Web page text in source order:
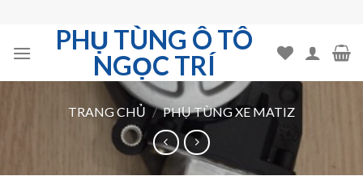
content
PHỤ TÙNG Ô TÔ
NGỌC TRÍ
TRANG CHỦ / PHỤ TÙNG XE MATIZ